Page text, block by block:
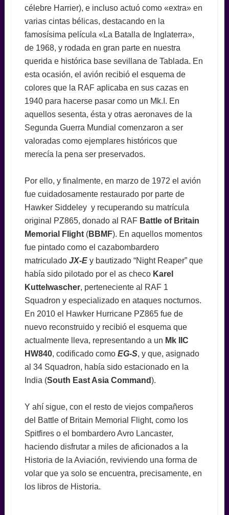
célebre Harrier), e incluso actuó como «extra» en
varias cintas bélicas, destacando en la
famosísima película «La Batalla de Inglaterra»,
de 1968, y rodada en gran parte en nuestra
querida e histórica base sevillana de Tablada. En
esta ocasión, el avión recibió el esquema de
colores que la RAF aplicaba en sus cazas en
1940 para hacerse pasar como un Mk.I. En
aquellos sesenta, ésta y otras aeronaves de la
Segunda Guerra Mundial comenzaron a ser
valoradas como ejemplares históricos que
merecía la pena ser preservados.
Por ello, y finalmente, en marzo de 1972 el avión
fue cuidadosamente restaurado por parte de
Hawker Siddeley y recuperando su matrícula
original PZ865, donado al RAF Battle of Britain
Memorial Flight(BBMF). En aquellos momentos
fue pintado como el cazabombardero
matriculado JX-E y bautizado “Night Reaper” que
había sido pilotado por el as checo Karel
Kuttelwascher, perteneciente al RAF 1
Squadron y especializado en ataques nocturnos.
En 2010 el Hawker Hurricane PZ865 fue de
nuevo reconstruido y recibió el esquema que
actualmente lleva, representando a un Mk IIC
HW840, codificado como EG-S, y que, asignado
al 34 Squadron, había sido estacionado en la
India (South East Asia Command).
Y ahí sigue, con el resto de viejos compañeros
del Battle of Britain Memorial Flight, como los
Spitfires o el bombardero Avro Lancaster,
haciendo disfrutar a miles de aficionados a la
Historia de la Aviación, reviviendo una forma de
volar que ya solo se encuentra, precisamente, en
los libros de Historia.